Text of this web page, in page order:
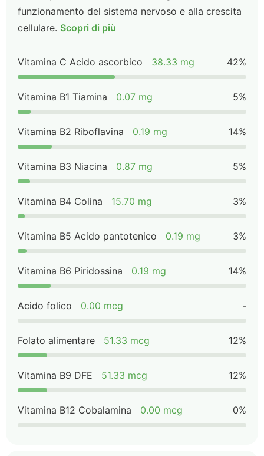
funzionamento del sistema nervoso e alla crescita
cellulare. Scopri di più
Vitamina C Acido ascorbico 38.33 mg 42%
Vitamina B1 Tiamina 0.07 mg 5%
Vitamina B2 Riboflavina 0.19 mg 14%
Vitamina B3 Niacina 0.87 mg 5%
Vitamina B4 Colina 15.70 mg 3%
Vitamina B5 Acido pantotenico 0.19 mg 3%
Vitamina B6 Piridossina 0.19 mg 14%
Acido folico 0.00 mcg -
Folato alimentare 51.33 mcg 12%
Vitamina B9 DFE 51.33 mcg 12%
Vitamina B12 Cobalamina 0.00 mcg 0%